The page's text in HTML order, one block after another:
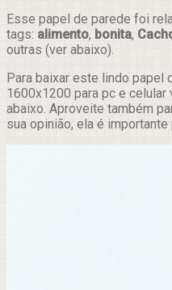
Esse papel de parede foi
tags: alimento, bonita,
outras (ver abaixo).
Para baixar este lindo papel
1600x1200 para pc e
abaixo. Aproveite também
sua opinião, ela é importante